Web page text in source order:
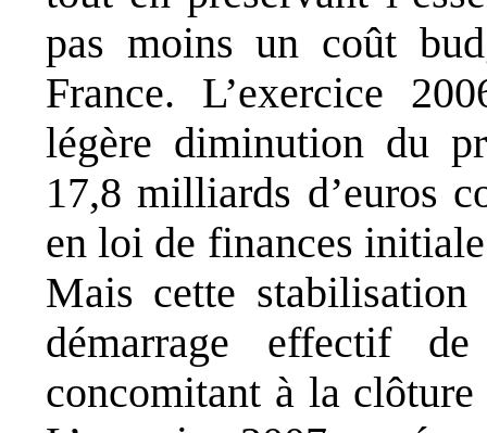
pas moins un coût
France. L’exercice
légère diminution du
17,8 milliards d’euros
en loi de finances
Mais cette stabilisation
démarrage effectif
concomitant à la